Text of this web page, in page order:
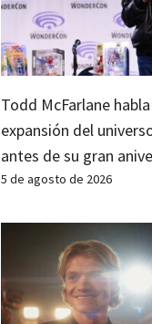
Todd McFarlane
expansión del
antes de su gran
5 de agosto de 2026